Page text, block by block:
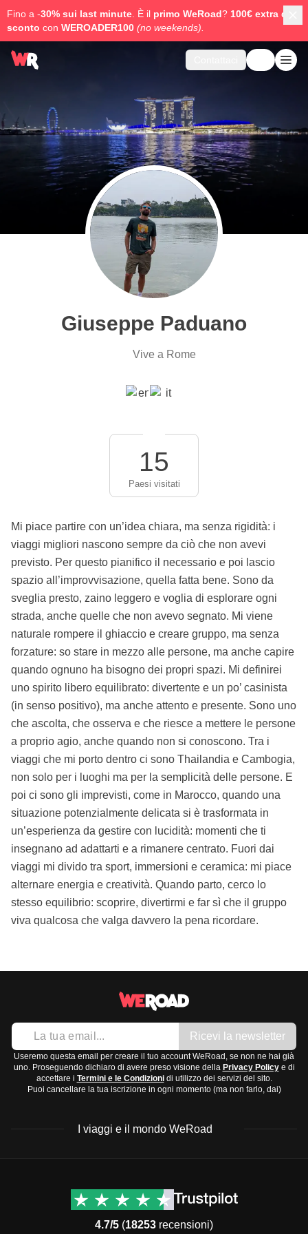
Fino a -30% sui last minute . È il primo WeRoad? 100€ extra di
sconto con WEROADER100 (no weekends).
Giuseppe Paduano
Vive a Rome
15
Paesi visitati
Mi piace partire con un’idea chiara, ma senza rigidità: i
viaggi migliori nascono sempre da ciò che non avevi
previsto. Per questo pianifico il necessario e poi lascio
spazio all’improvvisazione, quella fatta bene. Sono da
sveglia presto, zaino leggero e voglia di esplorare ogni
strada, anche quelle che non avevo segnato. Mi viene
naturale rompere il ghiaccio e creare gruppo, ma senza
forzature: so stare in mezzo alle persone, ma anche capire
quando ognuno ha bisogno dei propri spazi. Mi definirei
uno spirito libero equilibrato: divertente e un po’ casinista
(in senso positivo), ma anche attento e presente. Sono uno
che ascolta, che osserva e che riesce a mettere le persone
a proprio agio, anche quando non si conoscono. Tra i
viaggi che mi porto dentro ci sono Thailandia e Cambogia,
non solo per i luoghi ma per la semplicità delle persone. E
poi ci sono gli imprevisti, come in Marocco, quando una
situazione potenzialmente delicata si è trasformata in
un’esperienza da gestire con lucidità: momenti che ti
insegnano ad adattarti e a rimanere centrato. Fuori dai
viaggi mi divido tra sport, immersioni e ceramica: mi piace
alternare energia e creatività. Quando parto, cerco lo
stesso equilibrio: scoprire, divertirmi e far sì che il gruppo
viva qualcosa che valga davvero la pena ricordare.
Ricevi la newsletter
Useremo questa email per creare il tuo account WeRoad, se non ne hai già
uno. Proseguendo dichiaro di avere preso visione della Privacy Policye di
accettare i Termini e le Condizionidi utilizzo dei servizi del sito.
Puoi cancellare la tua iscrizione in ogni momento (ma non farlo, dai)
I viaggi e il mondo WeRoad
Viaggi di gruppo Nord
Viaggi di gruppo Centro
Contatti
4.7/5 (18253 recensioni)